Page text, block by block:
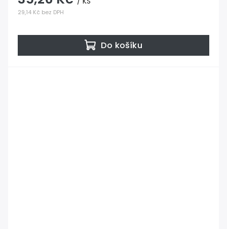
29,14 Kč bez DPH
Do košíku